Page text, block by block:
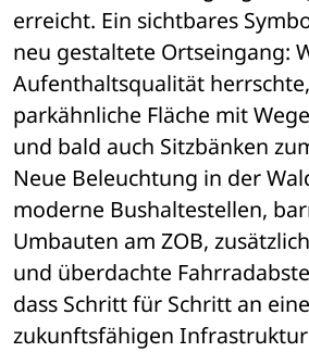
erreicht. Ein sichtbares
neu gestaltete Ortseingang:
Aufenthaltsqualität
parkähnliche Fläche mit
und bald auch Sitzbänken
Neue Beleuchtung in der
moderne Bushaltestellen,
Umbauten am ZOB,
und überdachte
dass Schritt für Schritt an
zukunftsfähigen